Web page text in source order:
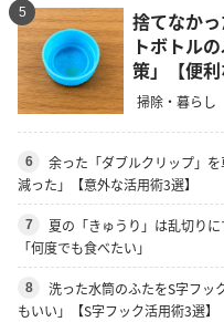
5
捨てなか
トボトル
策」【便利
掃除・暮らし
6
余った「ダブルクリップ」
減った」【意外な活用術3選】
7
夏の「きゅうり」は乱切り
「何度でも食べたい」
8
洗った水筒のふたをS字フッ
もいい」【S字フック活用術3選】